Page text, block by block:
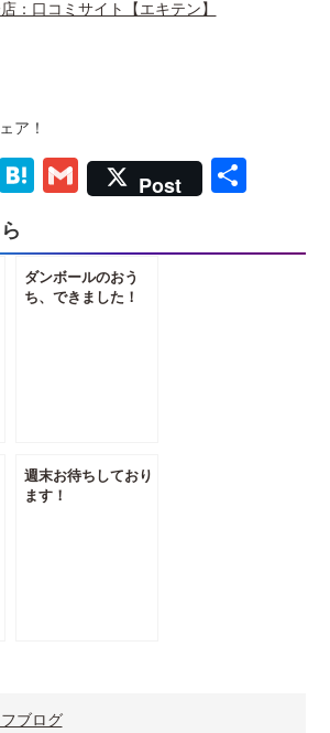
：口コミサイト【エキテン】
ア！
EmailHatenaGmail
Post
ダンボールのおう
ち、できました！
週末お待ちしており
ます！
ブログ